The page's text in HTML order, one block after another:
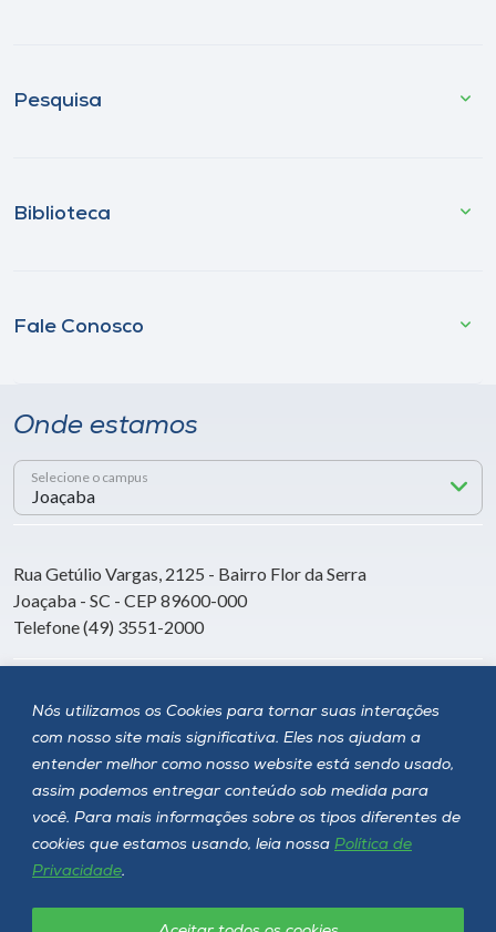
Nós utilizamos os Cookies para tornar suas interações
com nosso site mais significativa. Eles nos ajudam a
entender melhor como nosso website está sendo usado,
assim podemos entregar conteúdo sob medida para
você. Para mais informações sobre os tipos diferentes de
cookies que estamos usando, leia nossa Política de
Privacidade.
Pesquisa
Biblioteca
Fale Conosco
Onde estamos
Selecione o campus
Rua Getúlio Vargas, 2125 - Bairro Flor da Serra
Joaçaba - SC - CEP 89600-000
Telefone (49) 3551-2000
Siga a Unoesc